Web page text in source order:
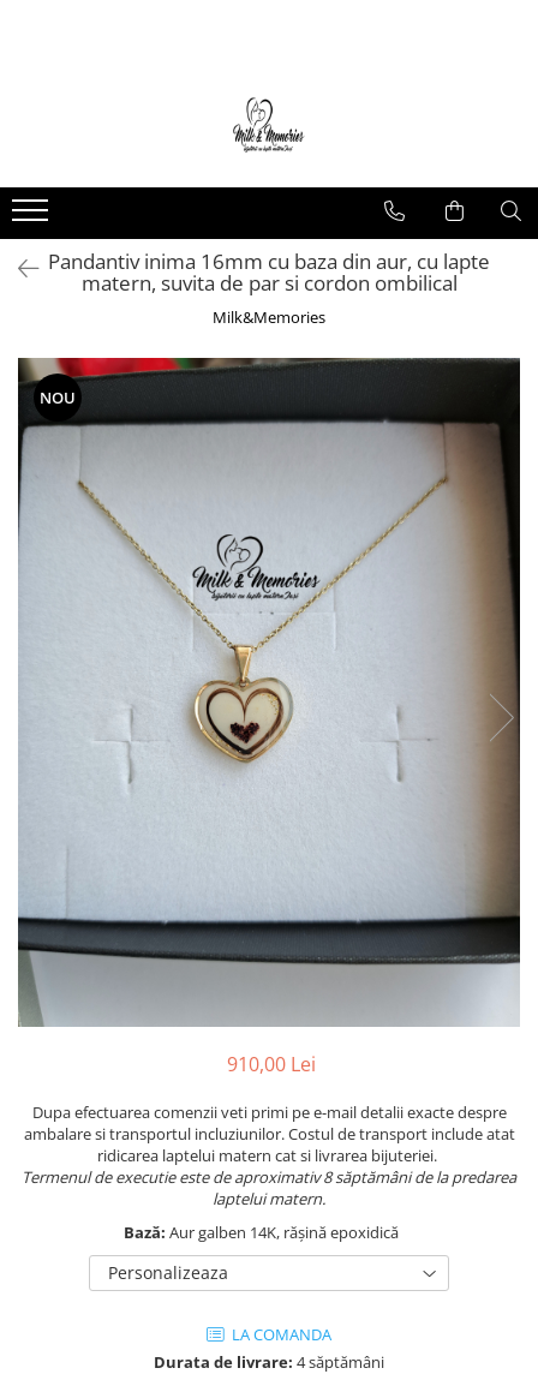
Brățări argint
Brățări șnur
Charm-uri
Cercei argint
Inele
Inele aur
Inele argint
Pandantive
Pandantive aur
Pandantive argint
Pandantiv inima 16mm cu baza din aur, cu lapte
matern, suvita de par si cordon ombilical
Milk&Memories
NOU
910,00 Lei
Dupa efectuarea comenzii veti primi pe e-mail detalii exacte despre
ambalare si transportul incluziunilor. Costul de transport include atat
ridicarea laptelui matern cat si livrarea bijuteriei.
Termenul de executie este de aproximativ 8 săptămâni de la predarea
laptelui matern.
Bază: Aur galben 14K, rășină epoxidică
Personalizeaza
LA COMANDA
Durata de livrare: 4 săptămâni